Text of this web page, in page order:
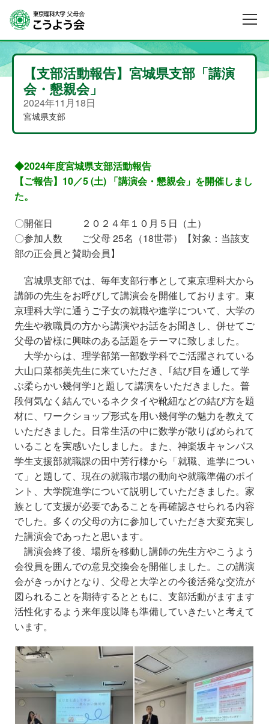
【支部活動報告】宮城県支部「講演
会・懇親会」
2024年11月18日
宮城県支部
◆2024年度宮城県支部活動報告
【ご報告】10／5 (土) 「講演会・懇親会」を開催しまし
た。
〇開催日 ２０２４年１０月５日（土）
〇参加人数 ご父母 25名（18世帯）【対象：当該支
部の正会員と賛助会員】
宮城県支部では、毎年支部行事として東京理科大から
講師の先生をお呼びして講演会を開催しております。東
京理科大学に通うご子女の就職や進学について、大学の
先生や教職員の方から講演やお話をお聞きし、併せてご
父母の皆様に興味のある話題をテーマに致しました。
大学からは、理学部第一部数学科でご活躍されている
大山口菜都美先生に来ていただき、｢結び目を通して学
ぶ柔らかい幾何学｣と題して講演をいただきました。普
段何気なく結んでいるネクタイや靴紐などの結び方を題
材に、ワークショップ形式を用い幾何学の魅力を教えて
いただきました。日常生活の中に数学が散りばめられて
いることを実感いたしました。また、神楽坂キャンパス
学生支援部就職課の田中芳行様から「就職、進学につい
て」と題して、現在の就職市場の動向や就職準備のポイ
ント、大学院進学について説明していただきました。家
族として支援が必要であることを再確認させられる内容
でした。多くの父母の方に参加していただき大変充実し
た講演会であったと思います。
講演会終了後、場所を移動し講師の先生方やこうよう
会役員を囲んでの意見交換会を開催しました。この講演
会がきっかけとなり、父母と大学との今後活発な交流が
図られることを期待するとともに、支部活動がますます
活性化するよう来年度以降も準備していきたいと考えて
います。